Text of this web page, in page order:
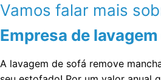
Vamos falar mais
Empresa de
A lavagem de sofá remove